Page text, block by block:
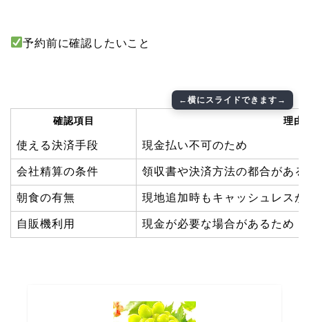
予約前に確認したいこと
確認項目 理由
使える決済手段 現金払い不可のため
会社精算の条件 領収書や決済方法の都合がある
朝食の有無 現地追加時もキャッシュレス
自販機利用 現金が必要な場合があるため